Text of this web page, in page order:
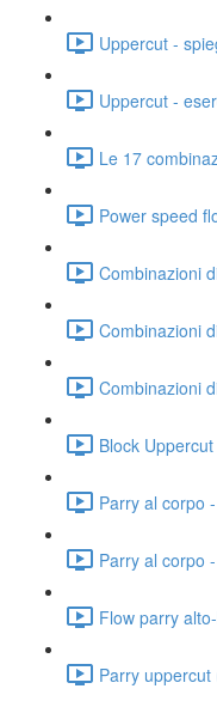
Uppercut -
Uppercut -
Le 17
Power speed
Combinazioni
Combinazioni
Combinazioni
Block
Parry al corpo
Parry al corpo
Flow parry
Parry uppercut